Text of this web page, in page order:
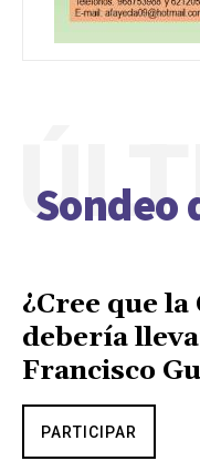
Sondeo
¿Cree que
debería
Francisco
PARTICIPAR